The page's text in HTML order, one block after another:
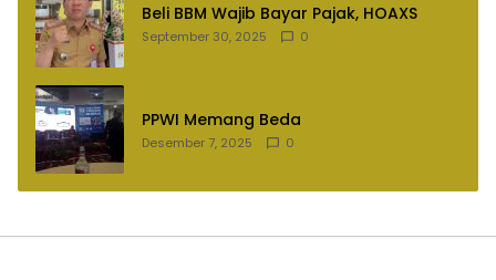
Beli BBM Wajib Bayar Pajak, HOAXS
September 30, 2025 0
PPWI Memang Beda
Desember 7, 2025 0